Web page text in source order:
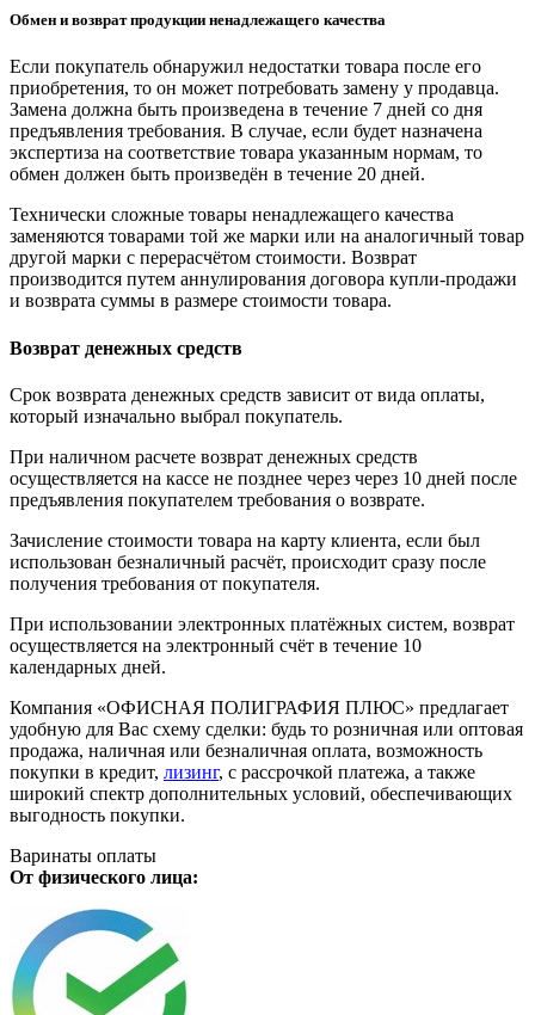
Обмен и возврат продукции ненадлежащего качества
Если покупатель обнаружил недостатки товара после его
приобретения, то он может потребовать замену у продавца.
Замена должна быть произведена в течение 7 дней со дня
предъявления требования. В случае, если будет назначена
экспертиза на соответствие товара указанным нормам, то
обмен должен быть произведён в течение 20 дней.
Технически сложные товары ненадлежащего качества
заменяются товарами той же марки или на аналогичный товар
другой марки с перерасчётом стоимости. Возврат
производится путем аннулирования договора купли-продажи
и возврата суммы в размере стоимости товара.
Возврат денежных средств
Срок возврата денежных средств зависит от вида оплаты,
который изначально выбрал покупатель.
При наличном расчете возврат денежных средств
осуществляется на кассе не позднее через через 10 дней после
предъявления покупателем требования о возврате.
Зачисление стоимости товара на карту клиента, если был
использован безналичный расчёт, происходит сразу после
получения требования от покупателя.
При использовании электронных платёжных систем, возврат
осуществляется на электронный счёт в течение 10
календарных дней.
Компания «ОФИСНАЯ ПОЛИГРАФИЯ ПЛЮС» предлагает
удобную для Вас схему сделки: будь то розничная или оптовая
продажа, наличная или безналичная оплата, возможность
покупки в кредит, лизинг, с рассрочкой платежа, а также
широкий спектр дополнительных условий, обеспечивающих
выгодность покупки.
Варинаты оплаты
От физического лица: